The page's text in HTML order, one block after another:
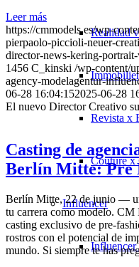
Realidad
Revista x
Couture x
Influencer
Leer más
https://cmmodels.es/wp-
pierpaolo-piccioli-neuer-
director-news-kering-
1456 C_kinski /wp-content/
agency-modelagentur-
06-28 16:04:152025-06-28
El nuevo Director Creativo
Casting de
Berlín Mitte: Pre
Berlín Mitte, 22 de junio —
tu carrera como modelo. CM
casting exclusivo de pre-
rostros con el potencial de
mundo. Si siempre te has